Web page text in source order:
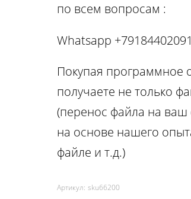
по вcем вопросам :
Whatsapp +79184402091
Покупая программное
получаете не только
(перенос файла на ваш
на основе нашего
файле и т.д.)
Артикул: sku66200